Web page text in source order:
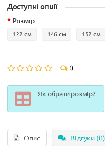
Доступні опції
Розмір
122 см 146 см 152 см
0
Як обрати розмір?
Опис Відгуки (0)